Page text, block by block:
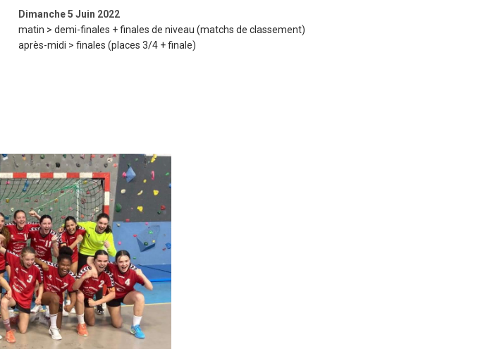
Dimanche 5 Juin 2022
matin > demi-finales + finales de niveau (matchs de classement)
après-midi > finales (places 3/4 + finale)